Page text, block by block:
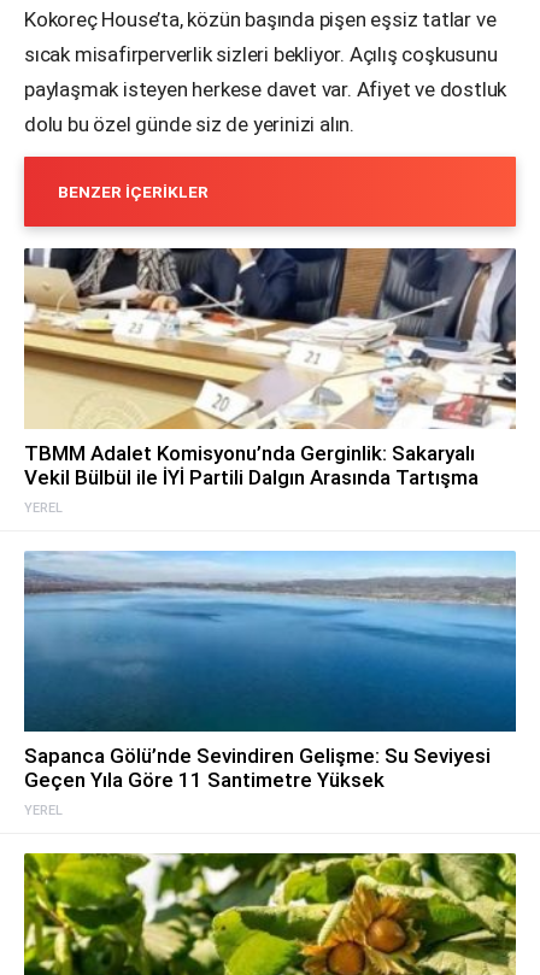
Kokoreç House’ta, közün başında pişen eşsiz tatlar ve
sıcak misafirperverlik sizleri bekliyor. Açılış coşkusunu
paylaşmak isteyen herkese davet var. Afiyet ve dostluk
dolu bu özel günde siz de yerinizi alın.
BENZER İÇERIKLER
YEREL
TBMM Adalet Komisyonu’nda Gerginlik: Sakaryalı
Vekil Bülbül ile İYİ Partili Dalgın Arasında Tartışma
YEREL
Sapanca Gölü’nde Sevindiren Gelişme: Su Seviyesi
Geçen Yıla Göre 11 Santimetre Yüksek